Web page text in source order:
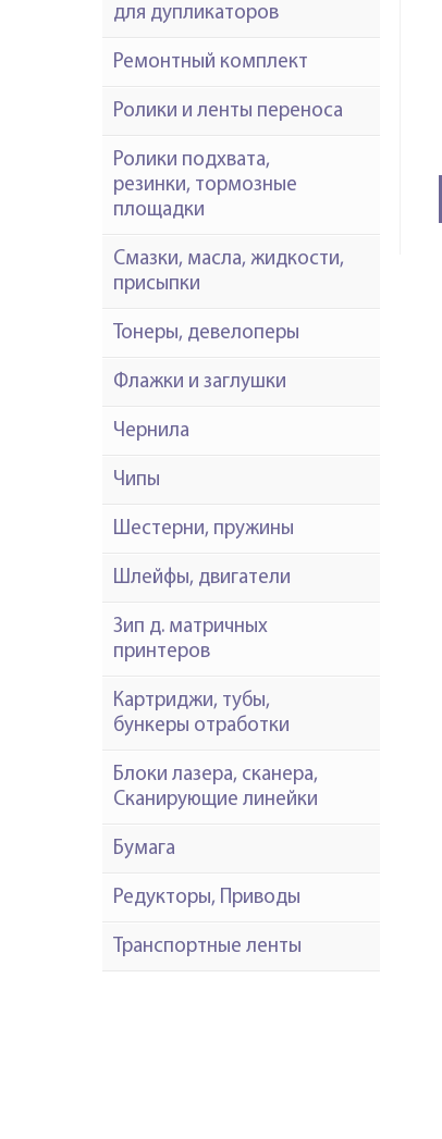
для дупликаторов
Ремонтный комплект
Ролики и ленты переноса
Ролики подхвата,
резинки, тормозные
площадки
Смазки, масла, жидкости,
присыпки
Тонеры, девелоперы
Флажки и заглушки
Чернила
Чипы
Шестерни, пружины
Шлейфы, двигатели
Зип д. матричных
принтеров
Картриджи, тубы,
бункеры отработки
Блоки лазера, сканера,
Сканирующие линейки
Бумага
Редукторы, Приводы
Транспортные ленты